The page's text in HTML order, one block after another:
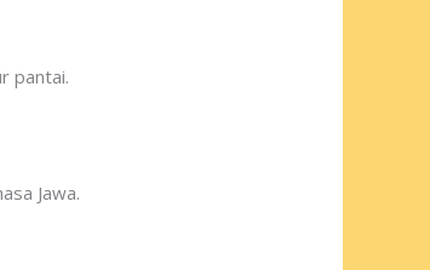
pantai.
Jawa.